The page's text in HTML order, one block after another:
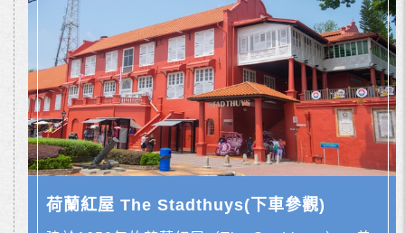
荷蘭紅屋 The Stadthuys(下車參觀)